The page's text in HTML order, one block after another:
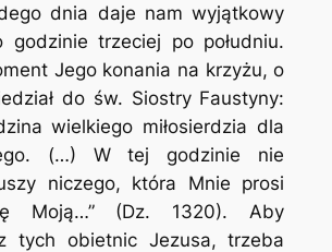
dnia daje nam wyjątkowy
godzinie trzeciej po południu.
Jego konania na krzyżu, o
do św. Siostry Faustyny:
wielkiego miłosierdzia dla
(…) W tej godzinie nie
niczego, która Mnie prosi
Moją…” (Dz. 1320). Aby
tych obietnic Jezusa, trzeba